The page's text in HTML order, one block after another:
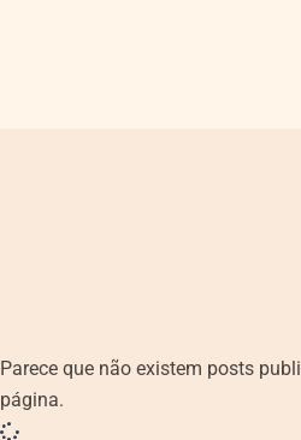
Parece que não existem posts
página.